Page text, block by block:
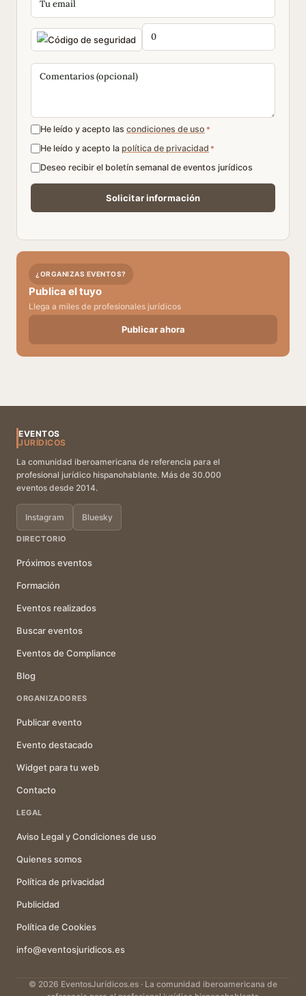
He leído y acepto las condiciones de uso *
He leído y acepto la política de privacidad *
Deseo recibir el boletín semanal de eventos jurídicos
¿ORGANIZAS EVENTOS?
Publica el tuyo
Llega a miles de profesionales jurídicos
Publicar ahora
EVENTOS
JURÍDICOS
La comunidad iberoamericana de referencia para el
profesional jurídico hispanohablante. Más de 30.000
eventos desde 2014.
Instagram Bluesky
DIRECTORIO
Próximos eventos
Formación
Eventos realizados
Buscar eventos
Eventos de Compliance
Blog
ORGANIZADORES
Publicar evento
Evento destacado
Widget para tu web
Contacto
LEGAL
Aviso Legal y Condiciones de uso
Quienes somos
Política de privacidad
Publicidad
Política de Cookies
info@eventosjuridicos.es
© 2026 EventosJurídicos.es · La comunidad iberoamericana de